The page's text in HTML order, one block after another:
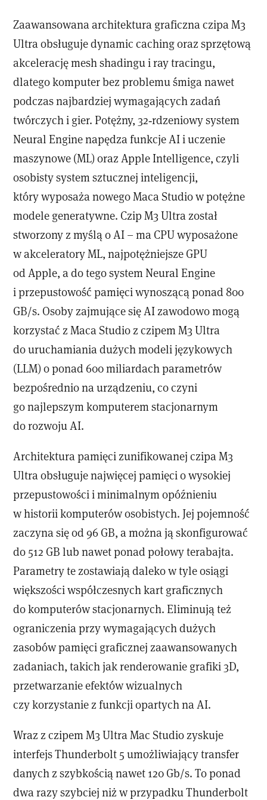
Zaawansowana architektura graficzna czipa M3
Ultra obsługuje dynamic caching oraz sprzętową
akcelerację mesh shadingu i ray tracingu,
dlatego komputer bez problemu śmiga nawet
podczas najbardziej wymagających zadań
twórczych i gier. Potężny, 32‑rdzeniowy system
Neural Engine napędza funkcje AI i uczenie
maszynowe (ML) oraz Apple Intelligence, czyli
osobisty system sztucznej inteligencji,
który wyposaża nowego Maca Studio w potężne
modele generatywne. Czip M3 Ultra został
stworzony z myślą o AI – ma CPU wyposażone
w akceleratory ML, najpotężniejsze GPU
od Apple, a do tego system Neural Engine
i przepustowość pamięci wynoszącą ponad 800
GB/s. Osoby zajmujące się AI zawodowo mogą
korzystać z Maca Studio z czipem M3 Ultra
do uruchamiania dużych modeli językowych
(LLM) o ponad 600 miliardach parametrów
bezpośrednio na urządzeniu, co czyni
go najlepszym komputerem stacjonarnym
do rozwoju AI.
Architektura pamięci zunifikowanej czipa M3
Ultra obsługuje najwięcej pamięci o wysokiej
przepustowości i minimalnym opóźnieniu
w historii komputerów osobistych. Jej pojemność
zaczyna się od 96 GB, a można ją skonfigurować
do 512 GB lub nawet ponad połowy terabajta.
Parametry te zostawiają daleko w tyle osiągi
większości współczesnych kart graficznych
do komputerów stacjonarnych. Eliminują też
ograniczenia przy wymagających dużych
zasobów pamięci graficznej zaawansowanych
zadaniach, takich jak renderowanie grafiki 3D,
przetwarzanie efektów wizualnych
czy korzystanie z funkcji opartych na AI.
Wraz z czipem M3 Ultra Mac Studio zyskuje
interfejs Thunderbolt 5 umożliwiający transfer
danych z szybkością nawet 120 Gb/s. To ponad
dwa razy szybciej niż w przypadku Thunderbolt